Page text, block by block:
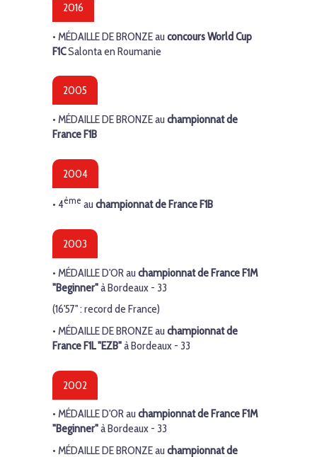
2016
• MÉDAILLE DE BRONZEau concours World Cup
F1CSalonta en Roumanie
2005
• MÉDAILLE DE BRONZEau championnat de
FranceF1B
2004
• 4ème au championnat de France F1B
2003
• MÉDAILLE D'OR au championnat de FranceF1M
"Beginner"à Bordeaux - 33
(16'57'' : record de France)
• MÉDAILLE DE BRONZEau championnat de
FranceF1L "EZB"à Bordeaux - 33
2002
• MÉDAILLE D'ORau championnat de FranceF1M
"Beginner"à Bordeaux - 33
• MÉDAILLE DE BRONZEau championnat de